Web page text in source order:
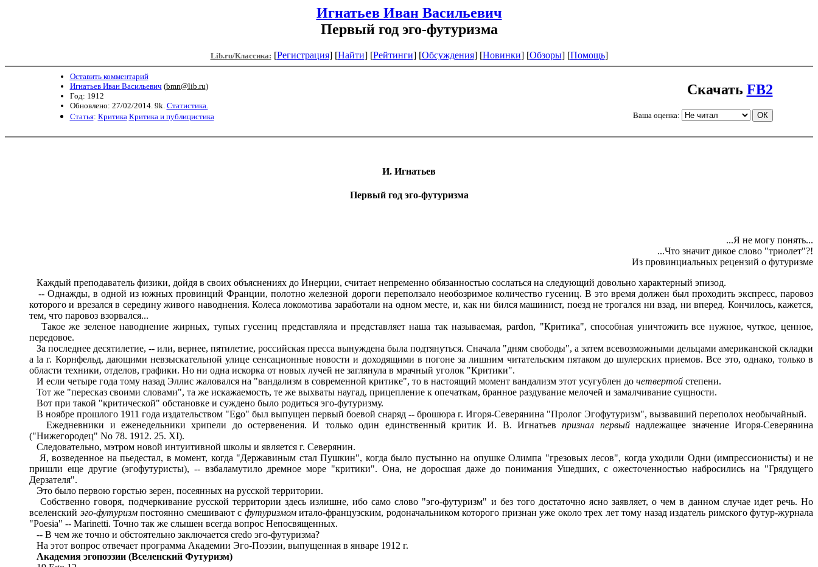
Игнатьев Иван Васильевич
Первый год эго-футуризма
Lib.ru/Классика: [Регистрация] [Найти] [Рейтинги] [Обсуждения] [Новинки] [Обзоры] [Помощь]
Оставить комментарий
Игнатьев Иван Васильевич (bmn@lib.ru)
Год: 1912
Обновлено: 27/02/2014. 9k. Статистика.
Статья: Критика Критика и публицистика
Скачать FB2
Ваша оценка:
И. Игнатьев
Первый год эго-футуризма
...Я не могу понять...
...Что значит дикое слово "триолет"?!
Из провинциальных рецензий о футуризме
Каждый преподаватель физики, дойдя в своих объяснениях до Инерции, считает непременно обязанностью сослаться на следующий довольно характерный эпизод.
-- Однажды, в одной из южных провинций Франции, полотно железной дороги переползало необозримое количество гусениц. В это время должен был проходить экспресс, паровоз
которого и врезался в середину живого наводнения. Колеса локомотива заработали на одном месте, и, как ни бился машинист, поезд не трогался ни взад, ни вперед. Кончилось, кажется,
тем, что паровоз взорвался...
Такое же зеленое наводнение жирных, тупых гусениц представляла и представляет наша так называемая, pardon, "Критика", способная уничтожить все нужное, чуткое, ценное,
передовое.
За последнее десятилетие, -- или, вернее, пятилетие, российская пресса вынуждена была подтянуться. Сначала "дням свободы", а затем всевозможными дельцами американской складки
a la г. Корнфельд, дающими невзыскательной улице сенсационные новости и доходящими в погоне за лишним читательским пятаком до шулерских приемов. Все это, однако, только в
области техники, отделов, графики. Но ни одна искорка от новых лучей не заглянула в мрачный уголок "Критики".
И если четыре года тому назад Эллис жаловался на "вандализм в современной критике", то в настоящий момент вандализм этот усугублен до четвертой степени.
Тот же "пересказ своими словами", та же искажаемость, те же выхваты наугад, прицепление к опечаткам, бранное раздувание мелочей и замалчивание сущности.
Вот при такой "критической" обстановке и суждено было родиться эго-футуризму.
В ноябре прошлого 1911 года издательством "Ego" был выпущен первый боевой снаряд -- брошюра г. Игоря-Северянина "Пролог Эгофутуризм", вызвавший переполох необычайный.
Ежедневники и еженедельники хрипели до остервенения. И только один единственный критик И. В. Игнатьевпризнал первыйнадлежащее значение Игоря-Северянина
("Нижегородец" No 78. 1912. 25. XI).
Следовательно, мэтром новой интуитивной школы и является г. Северянин.
Я, возведенное на пьедестал, в момент, когда "Державиным стал Пушкин", когда было пустынно на опушке Олимпа "грезовых лесов", когда уходили Одни (импрессионисты) и не
пришли еще другие (эгофутуристы), -- взбаламутило дремное море "критики". Она, не доросшая даже до понимания Ушедших, с ожесточенностью набросились на "Грядущего
Дерзателя".
Это было первою горстью зерен, посеянных на русской территории.
Собственно говоря, подчеркивание русской территории здесь излишне, ибо само слово "эго-футуризм" и без того достаточно ясно заявляет, о чем в данном случае идет речь. Но
вселенский эго-футуризмпостоянно смешивают с футуризмомитало-французским, родоначальником которого признан уже около трех лет тому назад издатель римского футур-журнала
"Poesia" -- Marinetti. Точно так же слышен всегда вопрос Непосвященных.
-- В чем же точно и обстоятельно заключается credo эго-футуризма?
На этот вопрос отвечает программа Академии Эго-Поэзии, выпущенная в январе 1912 г.
Академия эгопоэзии (Вселенский Футуризм)